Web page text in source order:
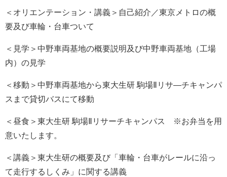
＜オリエンテーション・講義＞自己紹介／東京メトロの概
要及び車輪・台車ついて
＜見学＞中野車両基地の概要説明及び中野車両基地（工場
内）の見学
＜移動＞中野車両基地から東大生研 駒場Ⅱリサ―チキャンパ
スまで貸切バスにて移動
＜昼食＞東大生研 駒場Ⅱリサーチキャンパス ※お弁当を用
意いたします。
＜講義＞東大生研の概要及び「車輪・台車がレールに沿っ
て走行するしくみ」に関する講義